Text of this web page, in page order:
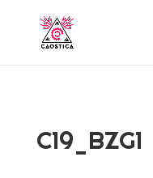
C19_BZG1